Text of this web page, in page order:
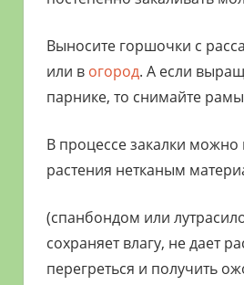
Выносите горшочки с
или в огород. А если
парнике, то снимайте
В процессе закалки можно
растения нетканым
(спанбондом или
сохраняет влагу, не дает
перегреться и получить